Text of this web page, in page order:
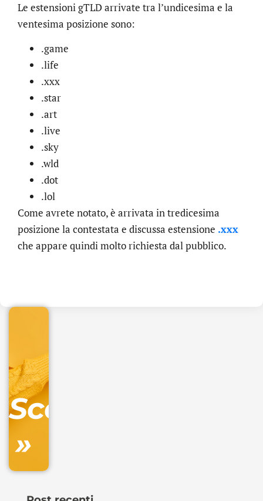
Le estensioni gTLD arrivate tra l’undicesima e la
ventesima posizione sono:
.game
.life
.xxx
.star
.art
.live
.sky
.wld
.dot
.lol
Come avrete notato, è arrivata in tredicesima
posizione la contestata e discussa estensione .xxx
che appare quindi molto richiesta dal pubblico.
Scopri
»
.online